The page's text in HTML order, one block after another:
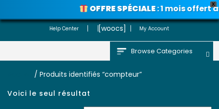
X
OFFRE SPÉCIALE: 1 mois offert
Voir les promos
Help Center [woocs] My Account
Browse Categories
/ Produits identifiés “compteur”
Voici le seul résultat